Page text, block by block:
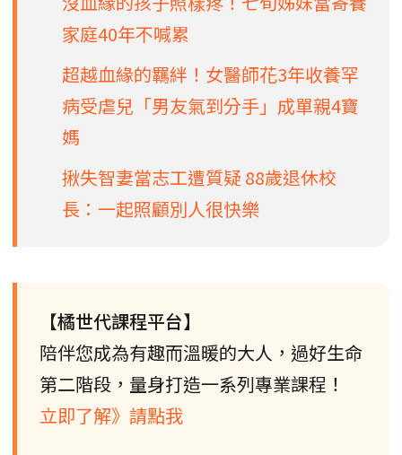
家庭40年不喊累
超越血緣的羈絆！女醫師花3年收養罕
病受虐兒「男友氣到分手」成單親4寶
媽
揪失智妻當志工遭質疑 88歲退休校
長：一起照顧別人很快樂
【橘世代課程平台】
陪伴您成為有趣而溫暖的大人，過好生命
第二階段，量身打造一系列專業課程！
立即了解》請點我